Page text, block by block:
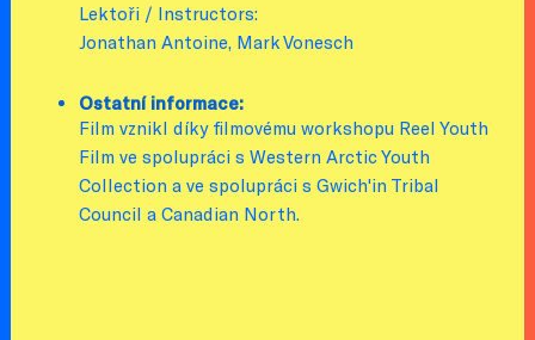
Lektoři / Instructors:
Jonathan Antoine, Mark Vonesch
Ostatní informace:
Film vznikl díky filmovému workshopu Reel Youth
Film ve spolupráci s Western Arctic Youth
Collection a ve spolupráci s Gwich'in Tribal
Council a Canadian North.